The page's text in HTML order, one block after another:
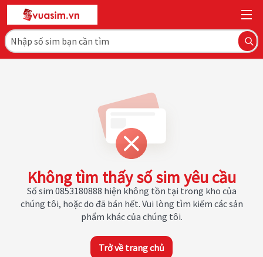
Không tìm thấy số sim yêu cầu
Số sim 0853180888 hiện không tồn tại trong kho của
chúng tôi, hoặc do đã bán hết. Vui lòng tìm kiếm các sản
phẩm khác của chúng tôi.
Trở về trang chủ